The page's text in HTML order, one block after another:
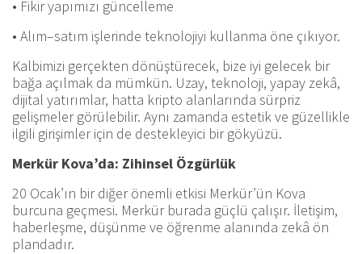
• Fikir yapımızı güncelleme
• Alım–satım işlerinde teknolojiyi kullanma öne çıkıyor.
Kalbimizi gerçekten dönüştürecek, bize iyi gelecek bir
bağa açılmak da mümkün. Uzay, teknoloji, yapay zekâ,
dijital yatırımlar, hatta kripto alanlarında sürpriz
gelişmeler görülebilir. Aynı zamanda estetik ve güzellikle
ilgili girişimler için de destekleyici bir gökyüzü.
Merkür Kova’da: Zihinsel Özgürlük
20 Ocak’ın bir diğer önemli etkisi Merkür’ün Kova
burcuna geçmesi. Merkür burada güçlü çalışır. İletişim,
haberleşme, düşünme ve öğrenme alanında zekâ ön
plandadır.